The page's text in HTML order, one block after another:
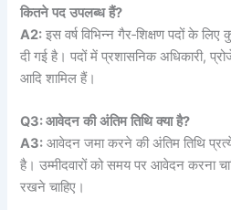
कितने पद उपलब्ध हैं?
A2: इस वर्ष विभिन्न गैर‑शिक्षण पदों के लिए
दी गई है। पदों में प्रशासनिक अधिकारी,
आदि शामिल हैं।
Q3:आवेदन की अंतिम तिथि क्या है?
A3: आवेदन जमा करने की अंतिम तिथि
है। उम्मीदवारों को समय पर आवेदन करना
रखने चाहिए।